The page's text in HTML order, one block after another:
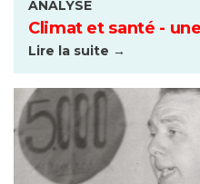
ANALYSE
Climat et santé -
Lire la suite →